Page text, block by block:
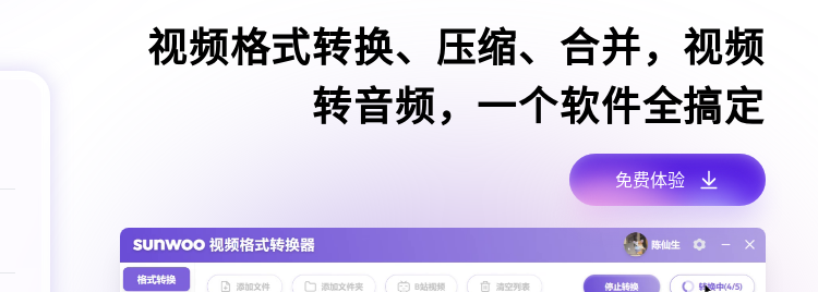
视频格式转换、压缩、合并，视频
转音频，一个软件全搞定
免费体验